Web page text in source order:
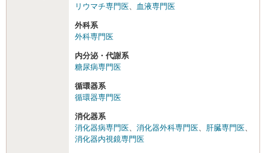
リウマチ専門医、 血液専門医
外科系
外科専門医
内分泌・代謝系
糖尿病専門医
循環器系
循環器専門医
消化器系
消化器病専門医、 消化器外科専門医、 肝臓専門医、
消化器内視鏡専門医